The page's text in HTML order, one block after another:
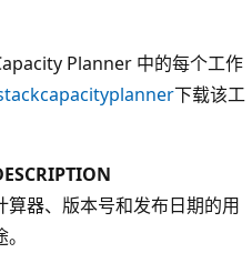
Planner 中的每个工作
下载该工
算器、版本号和发布日期的用